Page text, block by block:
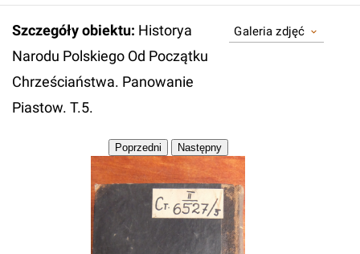
Szczegóły obiektu: Historya
Narodu Polskiego Od Początku
Chrześciaństwa. Panowanie
Piastow. T.5.
Galeria zdjęć